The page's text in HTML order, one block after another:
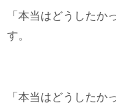
「本当はどうしたか
す。
「本当はどうしたか